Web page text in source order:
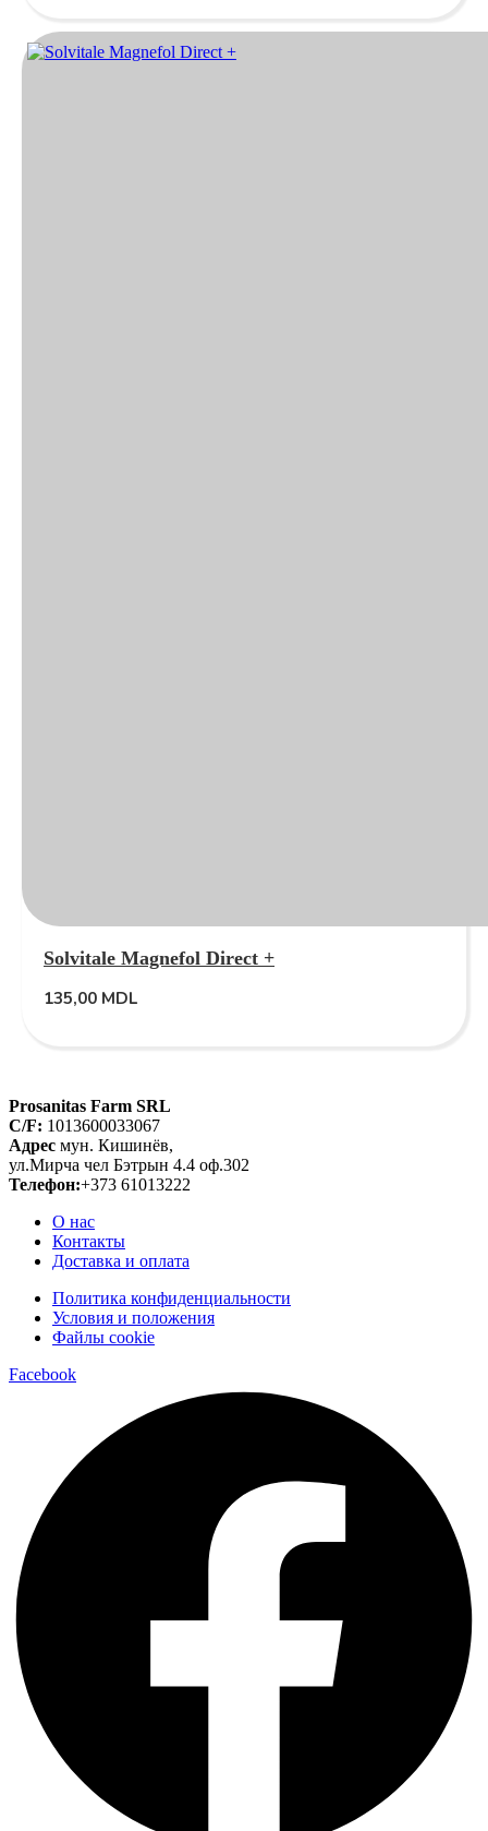
Solvitale Magnefol Direct +
135,00 MDL
Prosanitas Farm SRL
C/F: 1013600033067
Адрес мун. Кишинёв,
ул.Мирча чел Бэтрын 4.4 оф.302
Телефон:+373 61013222
О нас
Контакты
Доставка и оплата
Политика конфиденциальности
Условия и положения
Файлы cookie
Facebook